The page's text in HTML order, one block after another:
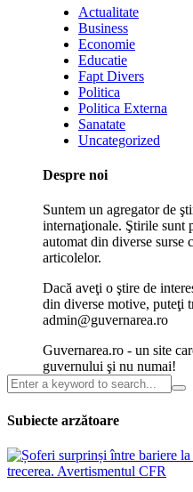
Actualitate
Business
Economie
Educatie
Fapt Divers
Politica
Politica Externa
Sanatate
Uncategorized
Despre noi
Suntem un agregator de
internaţionale. Ştirile sunt
automat din diverse surse
articolelor.
Dacă aveţi o ştire de
din diverse motive, puteţi
admin@guvernarea.ro
Guvernarea.ro - un site
guvernului şi nu numai!
Subiecte arzătoare